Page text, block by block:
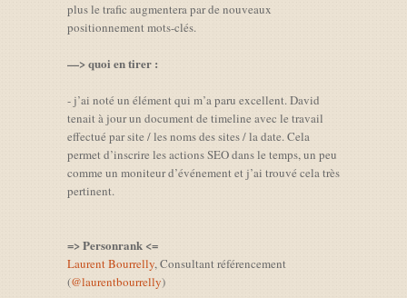
plus le trafic augmentera par de nouveaux
positionnement mots-clés.
—> quoi en tirer :
- j’ai noté un élément qui m’a paru excellent. David
tenait à jour un document de timeline avec le travail
effectué par site / les noms des sites / la date. Cela
permet d’inscrire les actions SEO dans le temps, un peu
comme un moniteur d’événement et j’ai trouvé cela très
pertinent.
=> Personrank <=
Laurent Bourrelly, Consultant référencement
(@laurentbourrelly)